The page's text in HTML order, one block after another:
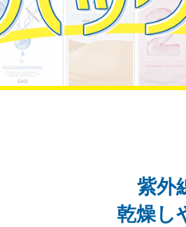
紫外
乾燥し